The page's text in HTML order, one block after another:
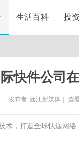
生活百科 投
快件公司
发布者: 涵江新媒体 查
术，打造全球快递网